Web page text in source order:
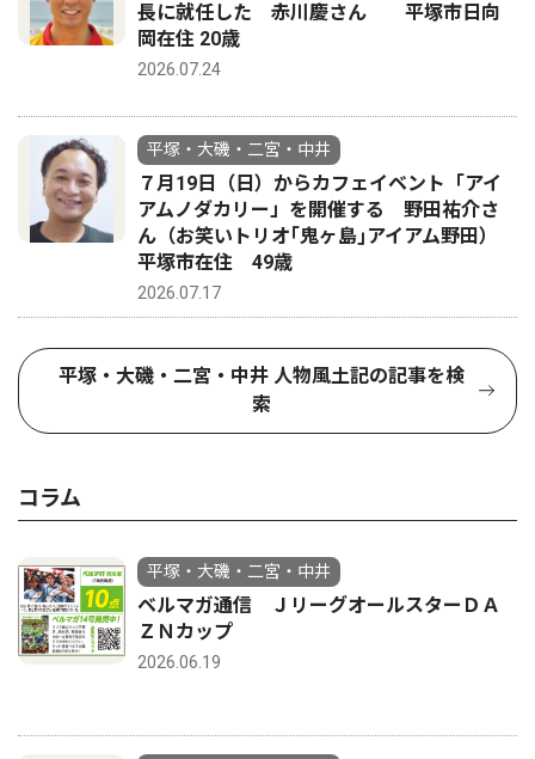
長に就任した 赤川慶さん 平塚市日向
岡在住 20歳
2026.07.24
平塚・大磯・二宮・中井
７月19日（日）からカフェイベント「アイ
アムノダカリー」を開催する 野田祐介さ
ん（お笑いトリオ｢鬼ヶ島｣アイアム野田）
平塚市在住 49歳
2026.07.17
平塚・大磯・二宮・中井 人物風土記の記事を検
索
コラム
平塚・大磯・二宮・中井
ベルマガ通信 ＪリーグオールスターＤＡ
ＺＮカップ
2026.06.19